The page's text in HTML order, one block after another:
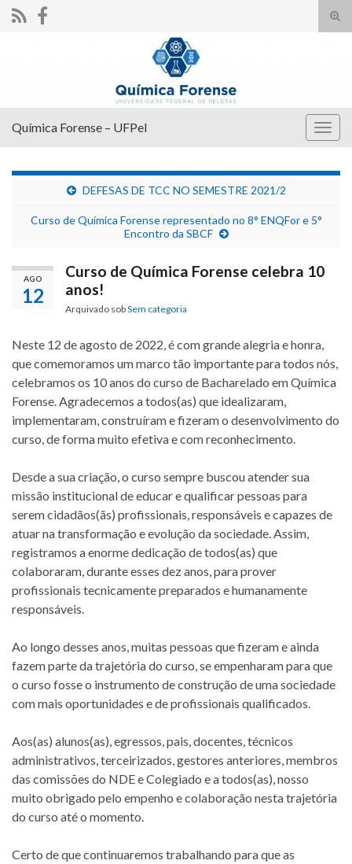
Química Forense – UFPel
DEFESAS DE TCC NO SEMESTRE 2021/2
Curso de Química Forense representado no 8° ENQFor e 5°
Encontro da SBCF
AGO
12
Curso de Química Forense celebra 10
anos!
Arquivado sobSem categoria
Neste 12 de agosto de 2022, é com grande alegria e honra,
que comemoramos um marco tão importante para todos nós,
celebramos os 10 anos do curso de Bacharelado em Química
Forense. Agradecemos a todos(as) que idealizaram,
implementaram, construíram e fizeram o desenvolvimento do
curso, de forma muito efetiva e com reconhecimento.
Desde a sua criação, o curso sempre buscou atender sua
missão institucional de educar e qualificar pessoas para
serem cidadãos(ãs) profissionais, responsáveis e capazes de
atuar na transformação e evolução da sociedade. Assim,
registramos a enorme dedicação de todos(as) que
colaboraram, durante esses dez anos, para prover
profissionais tecnicamente preparados e humanamente
responsáveis.
Ao longo desses anos, muitas pessoas que fizeram e ainda
fazem parte da trajetória do curso, se empenharam para que
o curso fosse o instrumento de construção de uma sociedade
com mais oportunidades e de profissionais qualificados.
Aos(as) alunos(as), egressos, pais, docentes, técnicos
administrativos, terceirizados, gestores anteriores, membros
das comissões do NDE e Colegiado e a todos(as), nosso
muito obrigado pelo empenho e colaboração nesta trajetória
do curso até o momento.
Certo de que continuaremos trabalhando para que as